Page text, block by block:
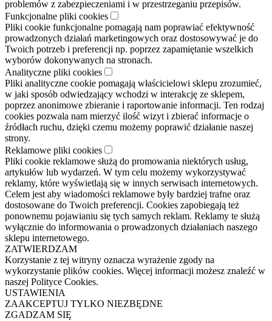
problemów z zabezpieczeniami i w przestrzeganiu przepisów.
Funkcjonalne pliki cookies
Pliki cookie funkcjonalne pomagają nam poprawiać efektywność
prowadzonych działań marketingowych oraz dostosowywać je do
Twoich potrzeb i preferencji np. poprzez zapamiętanie wszelkich
wyborów dokonywanych na stronach.
Analityczne pliki cookies
Pliki analityczne cookie pomagają właścicielowi sklepu zrozumieć,
w jaki sposób odwiedzający wchodzi w interakcję ze sklepem,
poprzez anonimowe zbieranie i raportowanie informacji. Ten rodzaj
cookies pozwala nam mierzyć ilość wizyt i zbierać informacje o
źródłach ruchu, dzięki czemu możemy poprawić działanie naszej
strony.
Reklamowe pliki cookies
Pliki cookie reklamowe służą do promowania niektórych usług,
artykułów lub wydarzeń. W tym celu możemy wykorzystywać
reklamy, które wyświetlają się w innych serwisach internetowych.
Celem jest aby wiadomości reklamowe były bardziej trafne oraz
dostosowane do Twoich preferencji. Cookies zapobiegają też
ponownemu pojawianiu się tych samych reklam. Reklamy te służą
wyłącznie do informowania o prowadzonych działaniach naszego
sklepu internetowego.
ZATWIERDZAM
Korzystanie z tej witryny oznacza wyrażenie zgody na
wykorzystanie plików cookies. Więcej informacji możesz znaleźć w
naszej Polityce Cookies.
USTAWIENIA
ZAAKCEPTUJ TYLKO NIEZBĘDNE
ZGADZAM SIĘ